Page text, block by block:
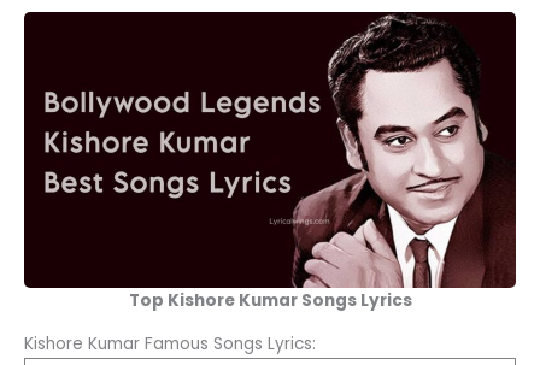
Top Kishore Kumar Songs Lyrics
Kishore Kumar Famous Songs Lyrics: